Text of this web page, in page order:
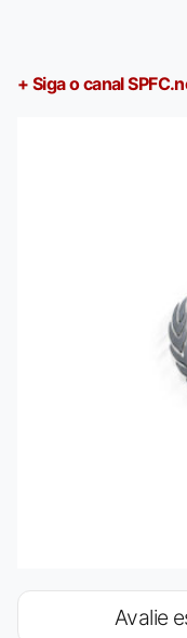
+ Siga o canal
Avalie